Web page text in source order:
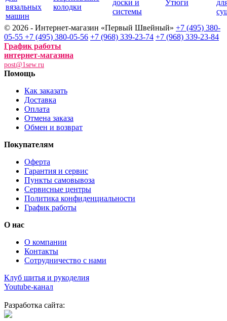
вязальных
машин
колодки
доски и
системы
Утюги
© 2026 - Интернет-магазин «Первый Швейный» +7 (495) 380-
05-55 +7 (495) 380-05-56 +7 (968) 339-23-74 +7 (968) 339-23-84
График работы
интернет-магазина
post@1sew.ru
Помощь
Как заказать
Доставка
Оплата
Отмена заказа
Обмен и возврат
Покупателям
Оферта
Гарантия и сервис
Пункты самовывоза
Сервисные центры
Политика конфиденциальности
График работы
О нас
О компании
Контакты
Сотрудничество с нами
Клуб шитья и рукоделия
Youtube-канал
Разработка сайта: